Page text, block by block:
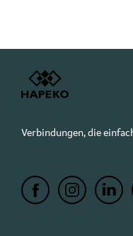
Verbindungen, die